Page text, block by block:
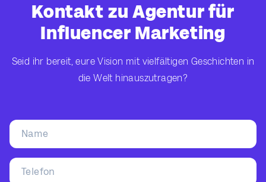
Kontakt zu Agentur für
Influencer Marketing
Seid ihr bereit, eure Vision mit vielfältigen Geschichten in
die Welt hinauszutragen?